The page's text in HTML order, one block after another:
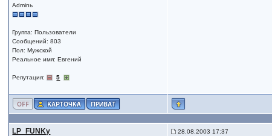
Adminь
Группа: Пользователи
Сообщений: 803
Пол: Мужской
Реальное имя: Евгений
Репутация: 5
LP_FUNKy 28.08.2003 17:37